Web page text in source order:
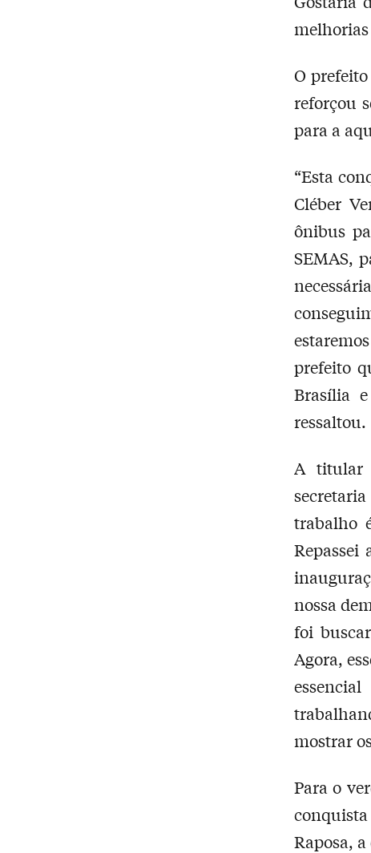
O
reforçou
para a
“Esta
Cléber
ônibus
SEMAS,
prefeito
Brasília
ressaltou.
A titular
trabalho
Repassei
nossa
foi
Agora,
mostrar
Para o
conquista
Raposa,